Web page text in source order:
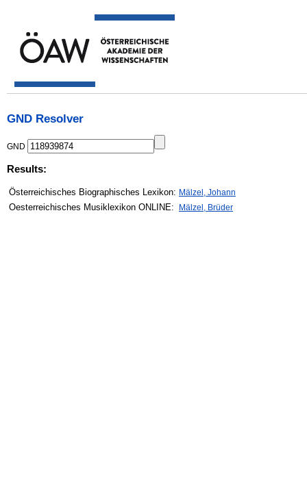
GND Resolver
GND
Results:
Österreichisches Biographisches Lexikon: Mälzel, Johann
Oesterreichisches Musiklexikon ONLINE: Mälzel, Brüder